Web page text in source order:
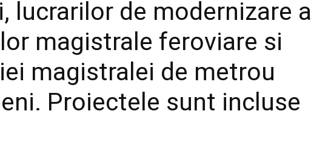
lucrarilor de modernizare a
magistrale feroviare si
magistralei de metrou
Proiectele sunt incluse